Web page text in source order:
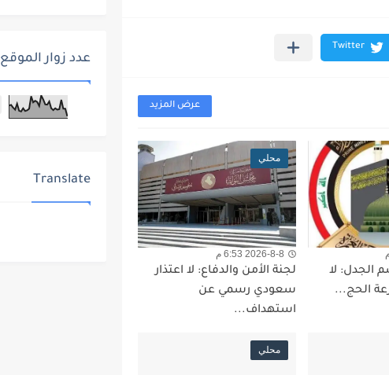
عرض المزيد
الجدل: لا
الحج...
محلي
2026-8-8 6:53 م
لجنة الأمن والدفاع: لا اعتذار
سعودي رسمي عن
استهداف...
محلي
عدد زوار الموقع
Translate